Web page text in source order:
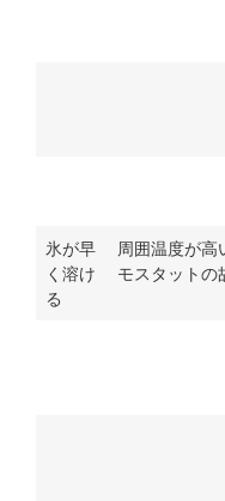
氷が早
く溶け
る
周囲温度が高
モスタットの